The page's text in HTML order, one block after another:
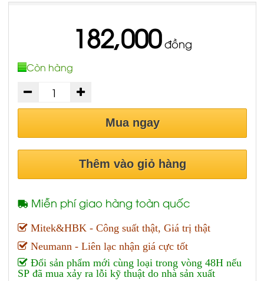
182,000đồng
Còn hàng
Mua ngay
Thêm vào giỏ hàng
Miễn phí giao hàng toàn quốc
Mitek&HBK - Công suất thật, Giá trị thật
Neumann - Liên lạc nhận giá cực tốt
Đổi sản phẩm mới cùng loại trong vòng 48H nếu
SP đã mua xảy ra lỗi kỹ thuật do nhà sản xuất